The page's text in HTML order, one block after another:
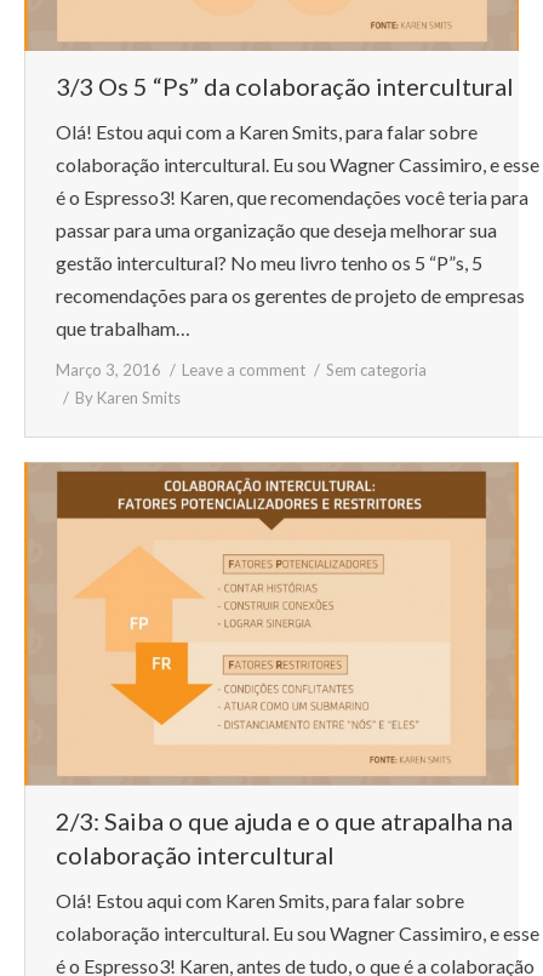
3/3 Os 5 “Ps” da colaboração intercultural
Olá! Estou aqui com a Karen Smits, para falar sobre
colaboração intercultural. Eu sou Wagner Cassimiro, e esse
é o Espresso3! Karen, que recomendações você teria para
passar para uma organização que deseja melhorar sua
gestão intercultural? No meu livro tenho os 5 “P”s, 5
recomendações para os gerentes de projeto de empresas
que trabalham…
Março 3, 2016 Leave a comment
Sem categoria
By Karen Smits
2/3: Saiba o que ajuda e o que atrapalha na
colaboração intercultural
Olá! Estou aqui com Karen Smits, para falar sobre
colaboração intercultural. Eu sou Wagner Cassimiro, e esse
é o Espresso3! Karen, antes de tudo, o que é a colaboração